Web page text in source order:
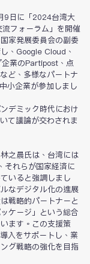
9日に「2024台湾大
フォーラム」を開催
家発展委員会の副委
、Google Cloud、
業のPartipost、点
ど、多様なパートナ
小企業が参加しまし
デミック時代におけ
て議論が交わされま
之晨氏は、台湾には
それらが国家経済に
いると強調しまし
なデジタル化の進展
戦略的パートナーと
ケージ」という総合
ます。この支援策
入をサポートし、業
グ戦略の強化を目指